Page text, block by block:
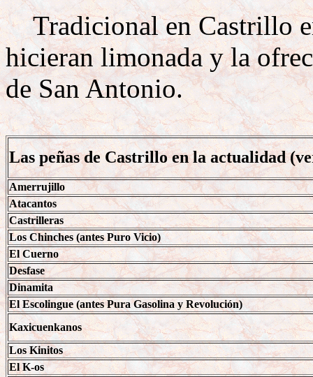
Tradicional en Castrillo
hicieran limonada y la
de San Antonio.
Las peñas de Castrillo en la actualidad
Amerrujillo
Atacantos
Castrilleras
Los Chinches (antes Puro Vicio)
El Cuerno
Desfase
Dinamita
El Escolingue (antes Pura Gasolina y Revolución)
Kaxicuenkanos
Los Kinitos
El K-os